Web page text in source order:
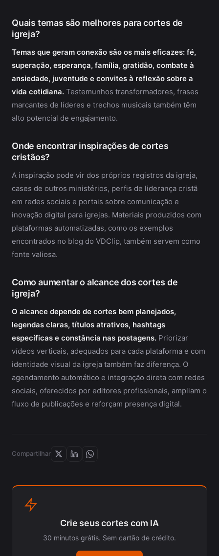
Quais temas são melhores para cortes de
igreja?
Temas que geram conexão são os mais eficazes: fé,
superação, esperança, família, gratidão, combate à
ansiedade, juventude e convites à reflexão sobre a
vida cotidiana. Testemunhos transformadores, frases
marcantes de líderes e trechos musicais também têm
alto potencial de engajamento.
Onde encontrar inspirações de cortes
cristãos?
A inspiração pode vir dos próprios registros da igreja,
cases de outros ministérios, perfis de liderança cristã
em redes sociais e portais sobre comunicação e
inovação digital para igrejas. Materiais produzidos com
plataformas automatizadas, como os exemplos
encontrados no blog do VDClip, também servem como
fonte valiosa.
Como aumentar o alcance dos cortes de
igreja?
O alcance depende de cortes bem planejados,
legendas claras, títulos atrativos, hashtags
específicas e constância nas postagens. Priorizar
vídeos verticais, adequados para cada plataforma e com
identidade visual da igreja também faz diferença. O
agendamento automático e integração direta com redes
sociais, oferecidos por editores profissionais, ampliam o
fluxo de publicações e reforçam presença digital.
Compartilhar
Crie seus cortes com IA
30 minutos grátis. Sem cartão de crédito.